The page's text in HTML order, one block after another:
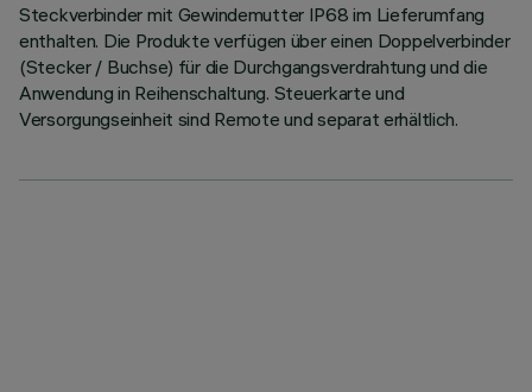
Steckverbinder mit Gewindemutter IP68 im Lieferumfang
enthalten. Die Produkte verfügen über einen Doppelverbinder
(Stecker / Buchse) für die Durchgangsverdrahtung und die
Anwendung in Reihenschaltung. Steuerkarte und
Versorgungseinheit sind Remote und separat erhältlich.